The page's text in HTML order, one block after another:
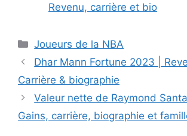
Revenu, carrière et bio
Categories
Joueurs de la NBA
Dhar Mann Fortune 2023 |
Carrière & biographie
Valeur nette de Raymond
Gains, carrière, biographie et